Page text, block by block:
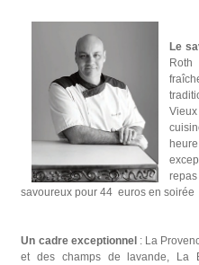
Le
Roth
savoureux pour 44 euros en soirée
Un cadre exceptionnel : La
et des champs de lavande, La